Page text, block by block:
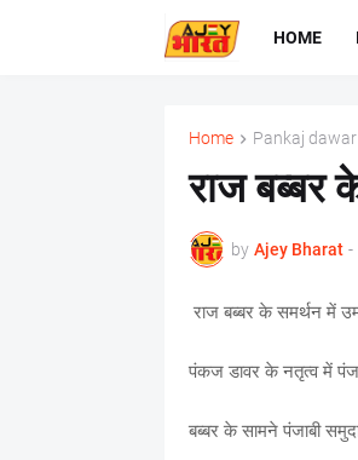
HOME
Home Pankaj dawar
राज बब्बर
by Ajey Bharat -
राज बब्बर के समर्थन में
पंकज डावर के नतृत्व में
बब्बर के सामने पंजाबी